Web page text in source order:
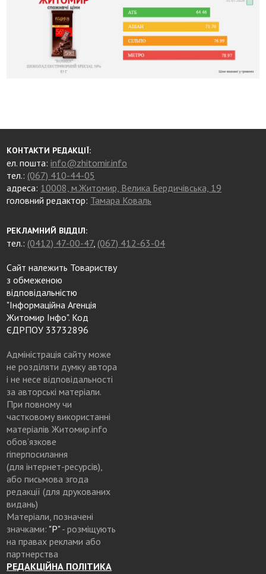
КОНТАКТИ РЕДАКЦІЇ:
ел. пошта:info@zhitomir.info
тел.: (067) 410-44-05
адреса: 10008, м.Житомир, Велика Бердичівська, 19
головний редактор: Тамара Коваль
РЕКЛАМНИЙ ВІДДІЛ:
тел.: (0412) 47-00-47, (067) 412-63-04
Сайт належить Товариству
з обмеженою
відповідальністю
"Інформаційна Агенція
Житомир Інфо". Код
ЄДРПОУ 33732896
Адміністрація сайту може
не розділяти думку автора
і не несе відповідальності
за авторські матеріали.
При повному чи
частковому використанні
матеріалів Житомир.info
обов’язкове
гіперпосилання
(для інтернет-ресурсів),
або письмова згода
редакції (для друкованих
видань)
Матеріали, позначені
значками: "Р"- розміщують
на правах реклами або
партнерства
РЕДАКЦІЙНА ПОЛІТИКА